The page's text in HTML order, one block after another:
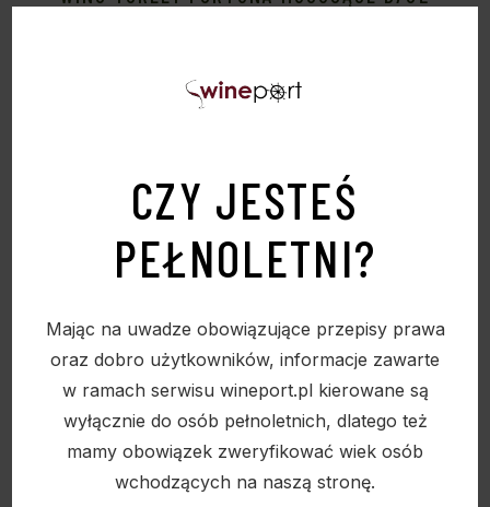
CZY JESTEŚ
PEŁNOLETNI?
Mając na uwadze obowiązujące przepisy prawa
oraz dobro użytkowników, informacje zawarte
w ramach serwisu wineport.pl kierowane są
wyłącznie do osób pełnoletnich, dlatego też
mamy obowiązek zweryfikować wiek osób
wchodzących na naszą stronę.